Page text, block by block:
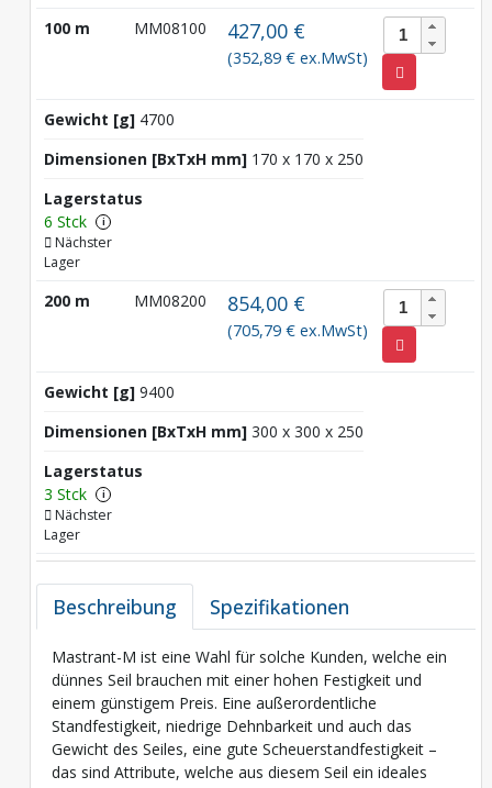
100 m MM08100 427,00 €
(352,89 € ex.MwSt)
Gewicht [g] 4700
Dimensionen [BxTxH mm] 170 x 170 x 250
Lagerstatus
6 Stck
i
Nächster
Lager
200 m MM08200 854,00 €
(705,79 € ex.MwSt)
Gewicht [g] 9400
Dimensionen [BxTxH mm] 300 x 300 x 250
Lagerstatus
3 Stck
i
Nächster
Lager
Beschreibung Spezifikationen
Mastrant-M ist eine Wahl für solche Kunden, welche ein
dünnes Seil brauchen mit einer hohen Festigkeit und
einem günstigem Preis. Eine außerordentliche
Standfestigkeit, niedrige Dehnbarkeit und auch das
Gewicht des Seiles, eine gute Scheuerstandfestigkeit –
das sind Attribute, welche aus diesem Seil ein ideales